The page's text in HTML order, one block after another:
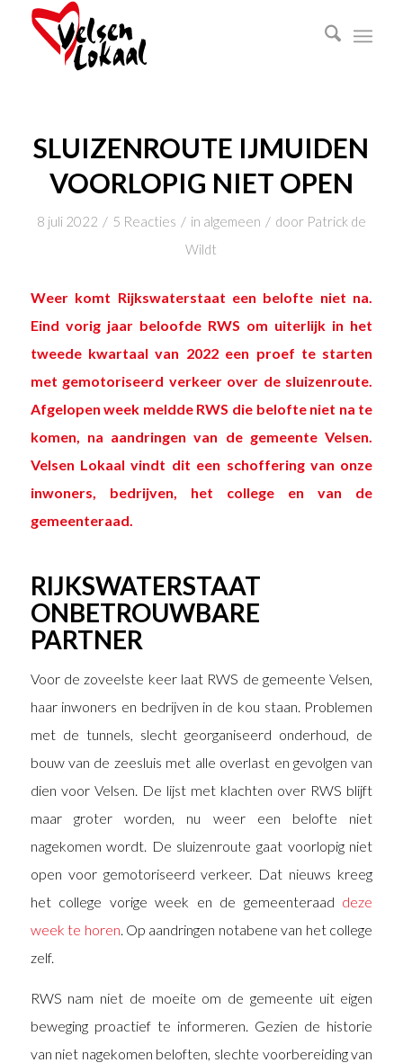
SLUIZENROUTE IJMUIDEN
VOORLOPIG NIET OPEN
8 juli 2022 / 5 Reacties / in algemeen / door Patrick de
Wildt
Weer komt Rijkswaterstaat een belofte niet na.
Eind vorig jaar beloofde RWS om uiterlijk in het
tweede kwartaal van 2022 een proef te starten
met gemotoriseerd verkeer over de sluizenroute.
Afgelopen week meldde RWS die belofte niet na te
komen, na aandringen van de gemeente Velsen.
Velsen Lokaal vindt dit een schoffering van onze
inwoners, bedrijven, het college en van de
gemeenteraad.
RIJKSWATERSTAAT
ONBETROUWBARE
PARTNER
Voor de zoveelste keer laat RWS de gemeente Velsen,
haar inwoners en bedrijven in de kou staan. Problemen
met de tunnels, slecht georganiseerd onderhoud, de
bouw van de zeesluis met alle overlast en gevolgen van
dien voor Velsen. De lijst met klachten over RWS blijft
maar groter worden, nu weer een belofte niet
nagekomen wordt. De sluizenroute gaat voorlopig niet
open voor gemotoriseerd verkeer. Dat nieuws kreeg
het college vorige week en de gemeenteraad deze
week te horen. Op aandringen notabene van het college
zelf.
RWS nam niet de moeite om de gemeente uit eigen
beweging proactief te informeren. Gezien de historie
van niet nagekomen beloften, slechte voorbereiding van